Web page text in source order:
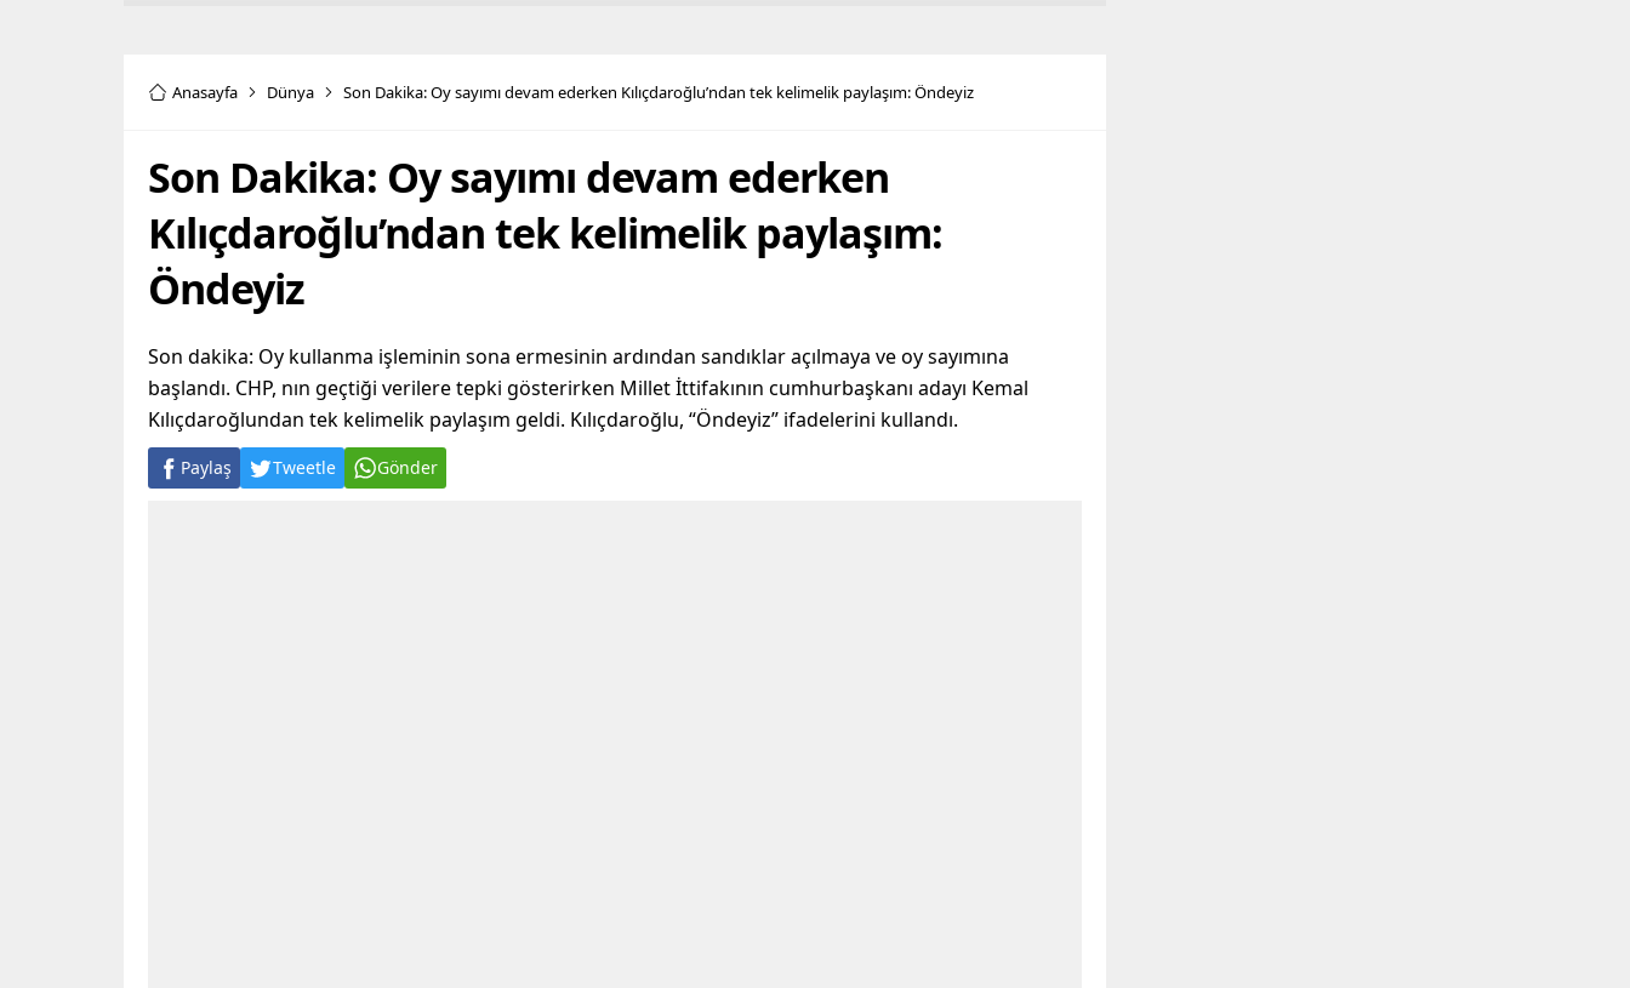
Anasayfa Dünya Son Dakika: Oy sayımı devam ederken Kılıçdaroğlu’ndan tek kelimelik paylaşım: Öndeyiz
Son Dakika: Oy sayımı devam ederken
Kılıçdaroğlu’ndan tek kelimelik paylaşım:
Öndeyiz
Son dakika: Oy kullanma işleminin sona ermesinin ardından sandıklar açılmaya ve oy sayımına
başlandı. CHP, nın geçtiği verilere tepki gösterirken Millet İttifakının cumhurbaşkanı adayı Kemal
Kılıçdaroğlundan tek kelimelik paylaşım geldi. Kılıçdaroğlu, “Öndeyiz” ifadelerini kullandı.
Paylaş Tweetle Gönder